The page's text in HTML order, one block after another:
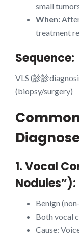
small
When:
treatment
Sequence:
VLS (診診
(biopsy/surgery)
1. Vocal
Nodules”):
Benign
Both vocal
Cause: